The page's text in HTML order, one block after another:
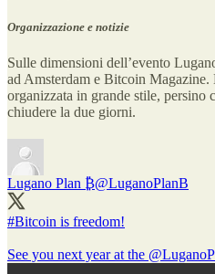
Organizzazione e notizie
Sulle dimensioni dell’evento
ad Amsterdam e Bitcoin Magazine.
organizzata in grande stile, persino
chiudere la due giorni.
Lugano Plan ₿@LuganoPlanB
#Bitcoin is freedom!
See you next year at the